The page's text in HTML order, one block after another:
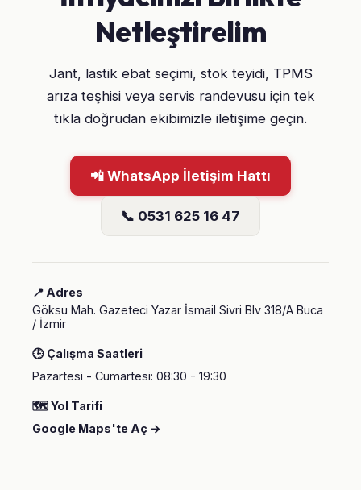
Netleştirelim
Jant, lastik ebat seçimi, stok teyidi, TPMS
arıza teşhisi veya servis randevusu için tek
tıkla doğrudan ekibimizle iletişime geçin.
📲 WhatsApp İletişim Hattı
📞 0531 625 16 47
📍 Adres
Göksu Mah. Gazeteci Yazar İsmail Sivri Blv 318/A Buca
/ İzmir
🕒 Çalışma Saatleri
Pazartesi - Cumartesi: 08:30 - 19:30
🗺️ Yol Tarifi
Google Maps'te Aç →